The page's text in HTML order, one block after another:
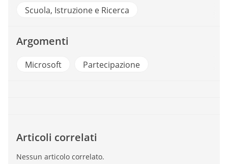
Scuola, Istruzione e Ricerca
Argomenti
Microsoft Partecipazione
Articoli correlati
Nessun articolo correlato.